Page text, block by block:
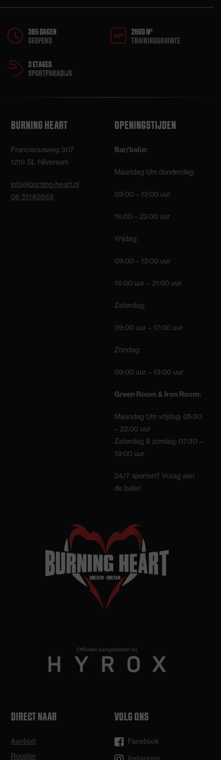
365 DAGEN
GEOPEND
2600 M²
TRAININGSRUIMTE
3 ETAGES
SPORTPARADIJS
BURNING HEART
Franciscusweg 307
1216 SL Hilversum
info@burning-heart.nl
06 51140869
OPENINGSTIJDEN
Bar/balie:
Maandag t/m donderdag:
09:00 – 12:00 uur
16:00 – 22:00 uur
Vrijdag:
09:00 – 12:00 uur
16:00 uur – 21:00 uur
Zaterdag:
09:00 uur – 17:00 uur
Zondag:
09:00 uur – 13:00 uur
Green Room & Iron Room:
Maandag t/m vrijdag: 05:30
– 22:00 uur
Zaterdag & zondag: 07:30 –
19:00 uur
24/7 sporten? Vraag aan
de balie!
DIRECT NAAR
Aanbod
Rooster
VOLG ONS
Facebook